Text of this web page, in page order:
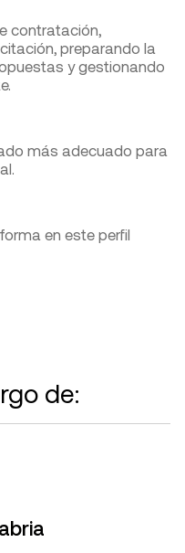
contratación,
preparando la
y gestionando
más adecuado para
en este perfil
de: